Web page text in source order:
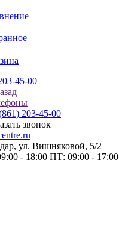
45-00
203-45-00
звонок
ул. Вишняковой, 5/2
- 18:00 ПТ: 09:00 - 17:00